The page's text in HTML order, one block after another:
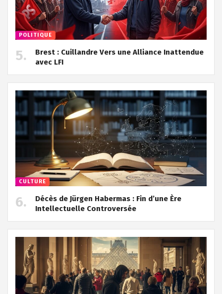
POLITIQUE
Brest : Cuillandre Vers une Alliance Inattendue
avec LFI
CULTURE
Décès de Jürgen Habermas : Fin d’une Ère
Intellectuelle Controversée